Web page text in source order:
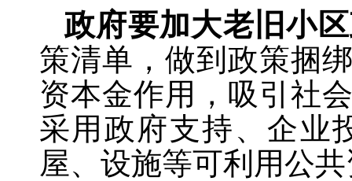
政府要加大老旧小
策清单，做到政策捆
资本金作用，吸引社
采用政府支持、企业
屋、设施等可利用公